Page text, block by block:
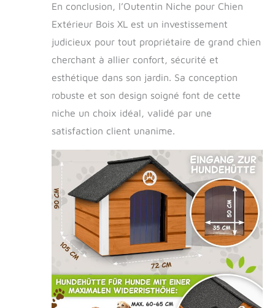
En conclusion, l’Outentin Niche pour Chien
Extérieur Bois XL est un investissement
judicieux pour tout propriétaire de grand chien
cherchant à allier confort, sécurité et
esthétique dans son jardin. Sa conception
robuste et son design soigné font de cette
niche un choix idéal, validé par une
satisfaction client unanime.